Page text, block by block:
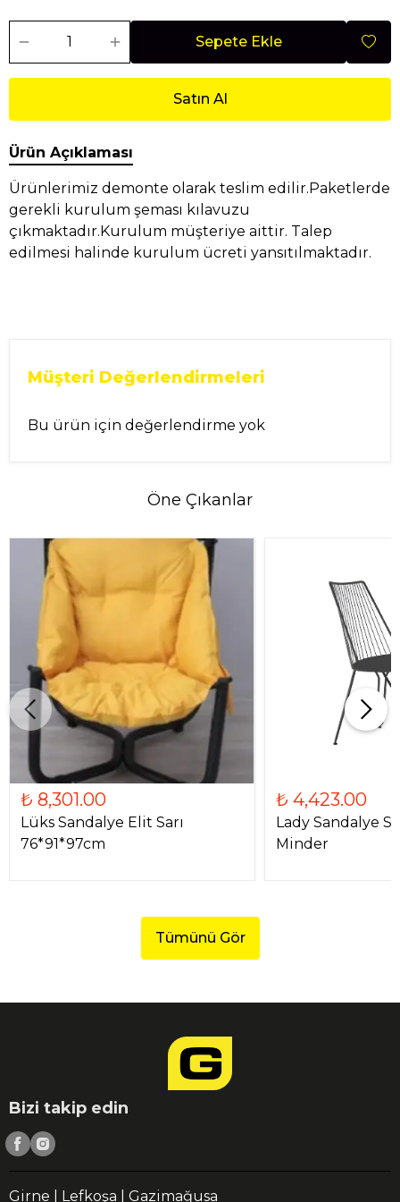
Sepete Ekle
Satın Al
Ürün Açıklaması
Ürünlerimiz demonte olarak teslim edilir.Paketlerde
gerekli kurulum şeması kılavuzu
çıkmaktadır.Kurulum müşteriye aittir. Talep
edilmesi halinde kurulum ücreti yansıtılmaktadır.
Müşteri Değerlendirmeleri
Bu ürün için değerlendirme yok
Öne Çıkanlar
₺ 8,301.00
Lüks Sandalye Elit Sarı
76*91*97cm
₺ 4,423.00
Lady Sandalye
Minder
Tümünü Gör
Bizi takip edin
Girne | Lefkoşa | Gazimağusa